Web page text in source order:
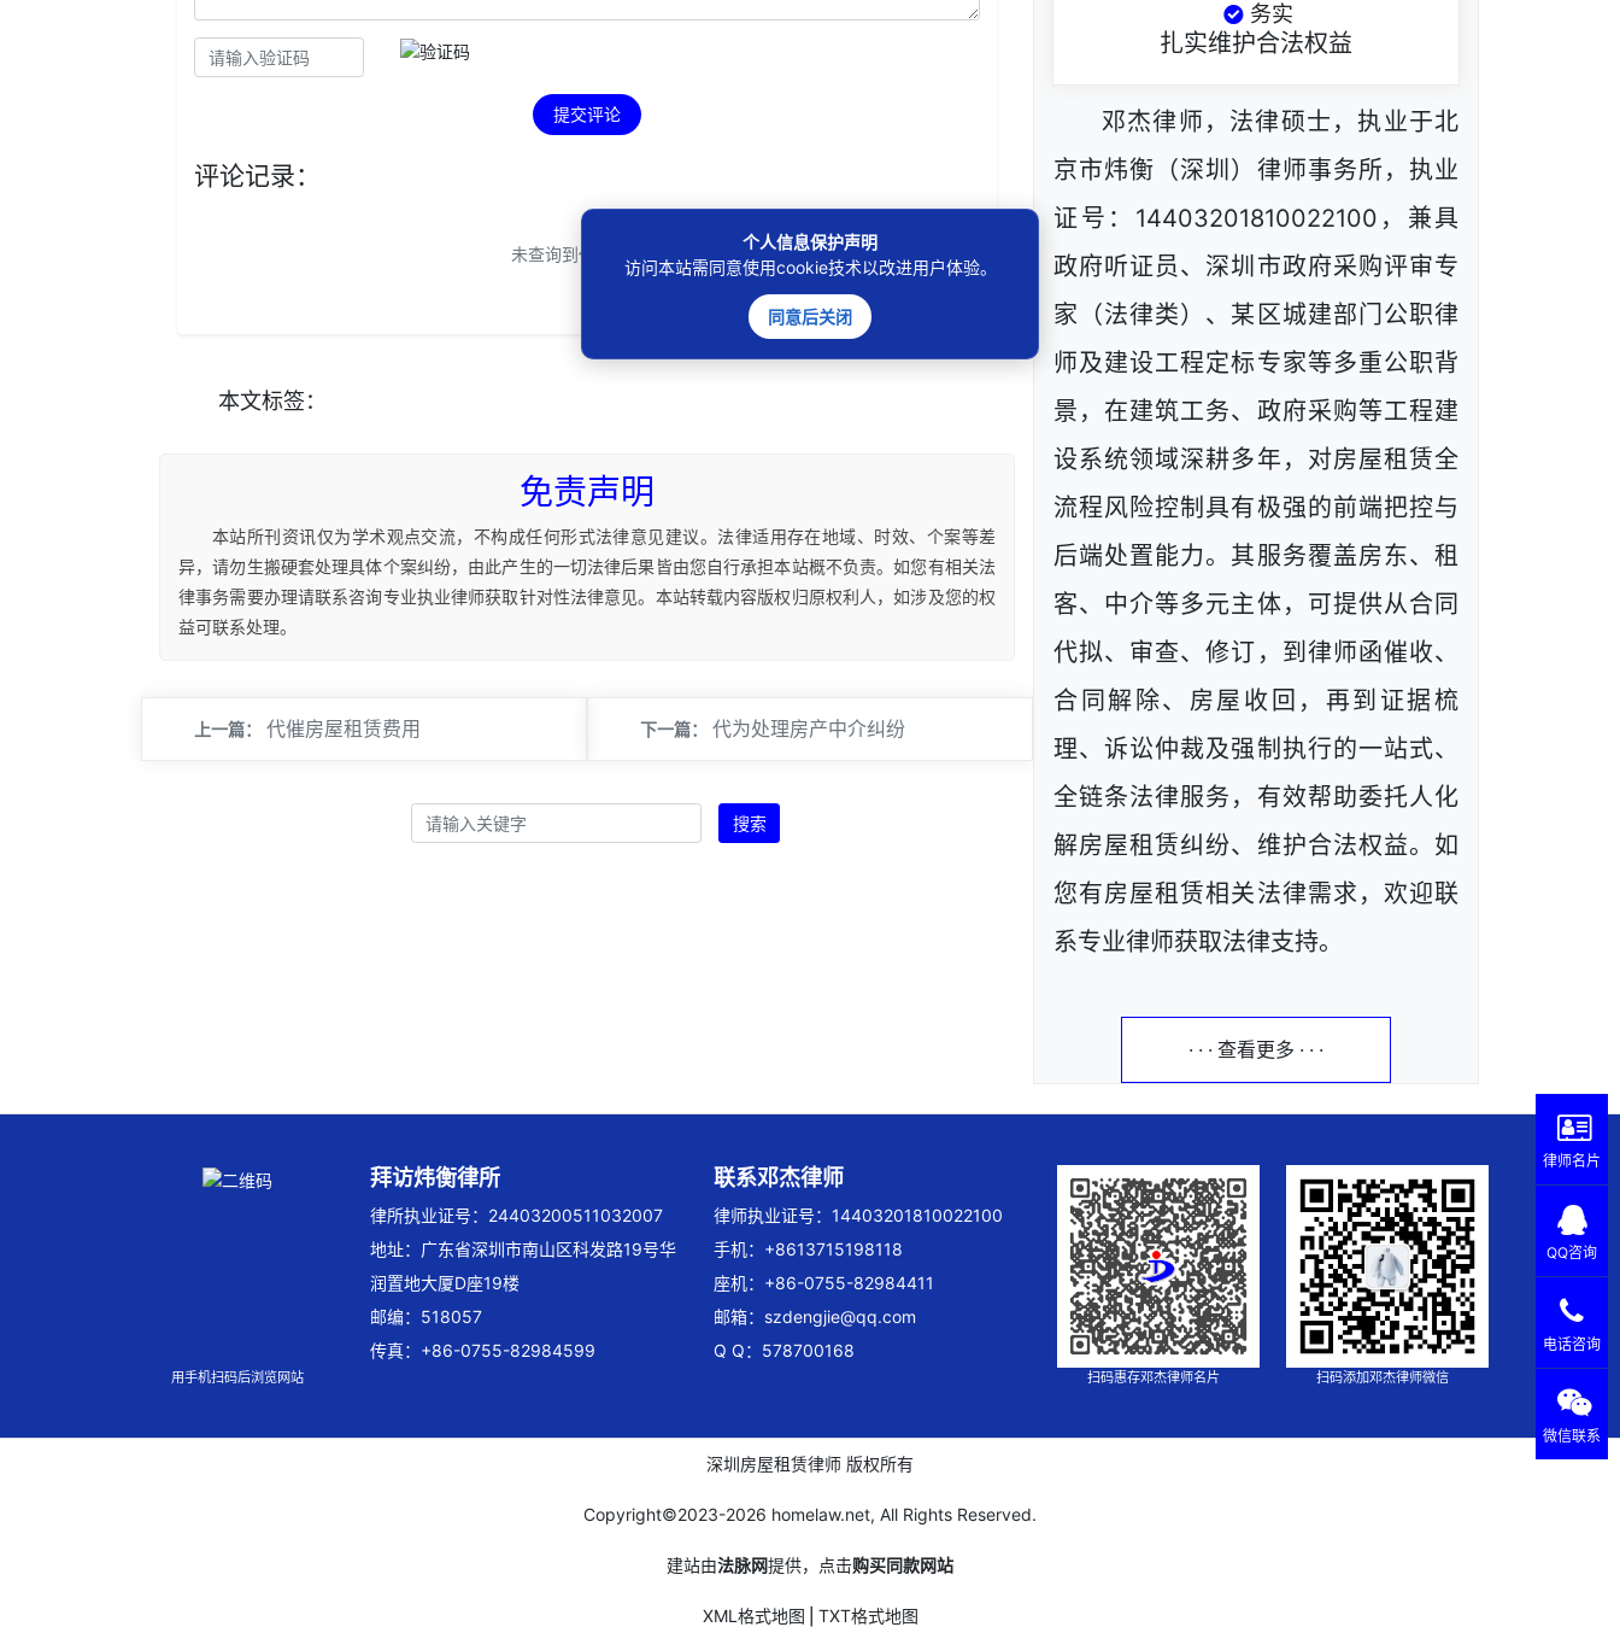
提交评论
评论记录：
未查询到任何数据！
本文标签：
免责声明
本站所刊资讯仅为学术观点交流，不构成任何形式法律意见建议。法律适用存在地域、时效、个案等差
异，请勿生搬硬套处理具体个案纠纷，由此产生的一切法律后果皆由您自行承担本站概不负责。如您有相关法
律事务需要办理请联系咨询专业执业律师获取针对性法律意见。本站转载内容版权归原权利人，如涉及您的权
益可联系处理。
上一篇： 代催房屋租赁费用 下一篇： 代为处理房产中介纠纷
搜索
务实
扎实维护合法权益
邓杰律师，法律硕士，执业于北
京市炜衡（深圳）律师事务所，执业
证号：14403201810022100，兼具
政府听证员、深圳市政府采购评审专
家（法律类）、某区城建部门公职律
师及建设工程定标专家等多重公职背
景，在建筑工务、政府采购等工程建
设系统领域深耕多年，对房屋租赁全
流程风险控制具有极强的前端把控与
后端处置能力。其服务覆盖房东、租
客、中介等多元主体，可提供从合同
代拟、审查、修订，到律师函催收、
合同解除、房屋收回，再到证据梳
理、诉讼仲裁及强制执行的一站式、
全链条法律服务，有效帮助委托人化
解房屋租赁纠纷、维护合法权益。如
您有房屋租赁相关法律需求，欢迎联
系专业律师获取法律支持。
· · · 查看更多 · · ·
用手机扫码后浏览网站
拜访炜衡律所
律所执业证号：24403200511032007
地址：广东省深圳市南山区科发路19号华
润置地大厦D座19楼
邮编：518057
传真：+86-0755-82984599
联系邓杰律师
律师执业证号：14403201810022100
手机：+8613715198118
座机：+86-0755-82984411
邮箱： szdengjie@qq.com
Q Q：578700168
扫码惠存邓杰律师名片 扫码添加邓杰律师微信
深圳房屋租赁律师 版权所有
Copyright©2023-2026 homelaw.net, All Rights Reserved.
建站由法脉网提供，点击购买同款网站
XML格式地图 TXT格式地图
律师名片
QQ咨询
电话咨询
微信联系
个人信息保护声明
访问本站需同意使用cookie技术以改进用户体验。
同意后关闭